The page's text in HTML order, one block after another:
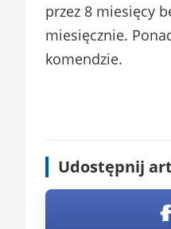
przez 8 miesięcy
miesięcznie.
komendzie.
Udostępnij